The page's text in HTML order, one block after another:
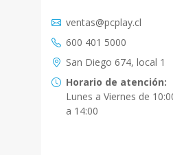
ventas@pcplay.cl
600 401 5000
San Diego 674, local 1
Horario de atención:
Lunes a Viernes de
a 14:00
Chat con IA
PcPlay Santiago /
Hola soy Freddy, en
PcPlay Santiago /